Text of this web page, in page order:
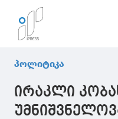
პოლიტიკა
ირაკლი